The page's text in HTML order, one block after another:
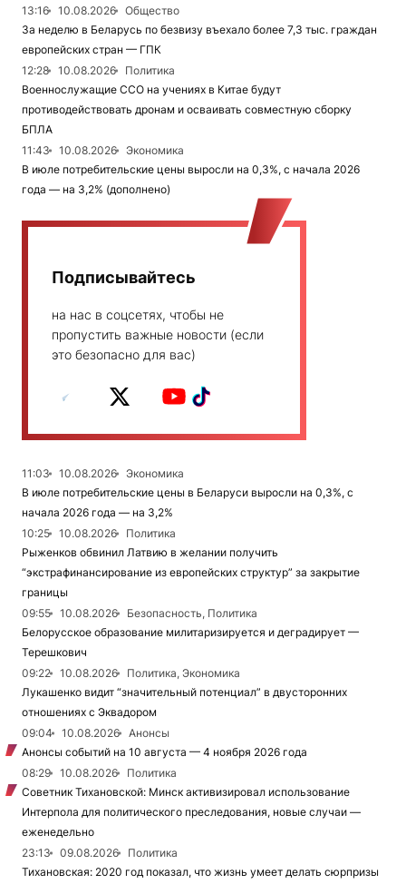
13:16
10.08.2026
Общество
За неделю в Беларусь по безвизу въехало более 7,3 тыс. граждан
европейских стран — ГПК
12:28
10.08.2026
Политика
Военнослужащие ССО на учениях в Китае будут
противодействовать дронам и осваивать совместную сборку
БПЛА
11:43
10.08.2026
Экономика
В июле потребительские цены выросли на 0,3%, с начала 2026
года — на 3,2% (дополнено)
Подписывайтесь
на нас в соцсетях, чтобы не
пропустить важные новости (если
это безопасно для вас)
11:03 10.08.2026
Экономика
В июле потребительские цены в Беларуси выросли на 0,3%, с
начала 2026 года — на 3,2%
10:25
10.08.2026
Политика
Рыженков обвинил Латвию в желании получить
“экстрафинансирование из европейских структур” за закрытие
границы
09:55
10.08.2026
Безопасность, Политика
Белорусское образование милитаризируется и деградирует —
Терешкович
09:22
10.08.2026
Политика, Экономика
Лукашенко видит “значительный потенциал” в двусторонних
отношениях с Эквадором
09:04
10.08.2026
Анонсы
Анонсы событий на 10 августа — 4 ноября 2026 года
08:29
10.08.2026
Политика
Советник Тихановской: Минск активизировал использование
Интерпола для политического преследования, новые случаи —
еженедельно
23:13
09.08.2026
Политика
Тихановская: 2020 год показал, что жизнь умеет делать сюрпризы